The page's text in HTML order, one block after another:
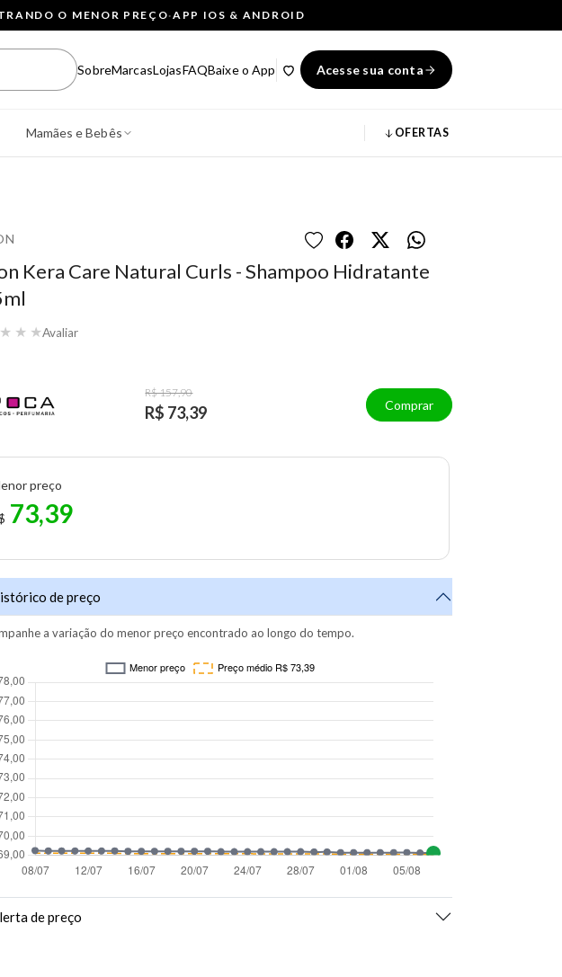
O MENOR PREÇO·APP IOS & ANDROID
SobreMarcasLojasFAQBaixe o App Acesse sua conta
Mamães e Bebês OFERTAS
Kera Care Natural Curls - Shampoo Hidratante
★ ★ ★Avaliar
R$ 157,90
R$ 73,39 Comprar
preço
73,39
de preço
a variação do menor preço encontrado ao longo do tempo.
de preço